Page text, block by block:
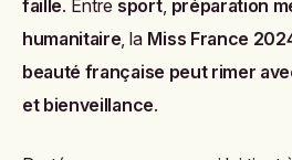
faille. Entre sport, préparation
humanitaire, la Miss France
beauté française peut rimer
et bienveillance.